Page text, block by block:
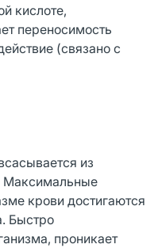
кислоте,
переносимость
(связано с
из
Максимальные
крови достигаются
Быстро
проникает